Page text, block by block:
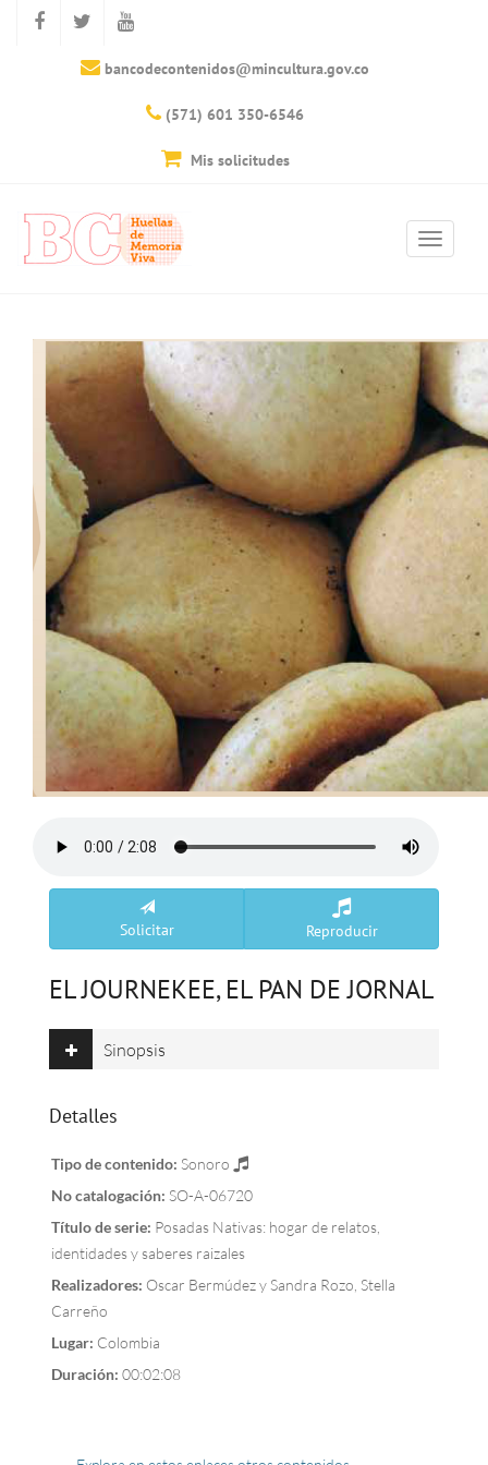
bancodecontenidos@mincultura.gov.co
(571) 601 350-6546
Mis solicitudes
Solicitar Reproducir
EL JOURNEKEE, EL PAN DE JORNAL
Sinopsis
Detalles
Tipo de contenido: Sonoro
No catalogación: SO-A-06720
Título de serie: Posadas Nativas: hogar de relatos,
identidades y saberes raizales
Realizadores: Oscar Bermúdez y Sandra Rozo, Stella
Carreño
Lugar: Colombia
Duración: 00:02:08